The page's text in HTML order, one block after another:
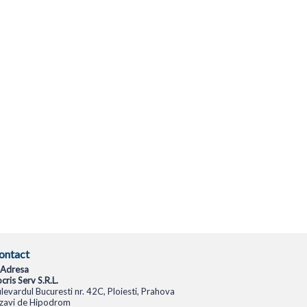
Adresa
Serv S.R.L.
Bucuresti nr. 42C, Ploiesti, Prahova
de Hipodrom